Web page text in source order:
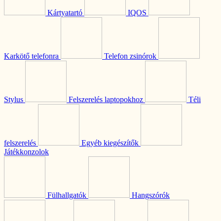
Kártyatartó IQOS
Karkötő telefonra Telefon zsinórok
Stylus Felszerelés laptopokhoz Téli
felszerelés
Egyéb kiegészítők
Játékkonzolok
Fülhallgatók Hangszórók